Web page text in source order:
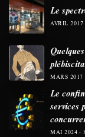
Le
AVRIL 2017
MARS 2017
Le
services
MAI 2024